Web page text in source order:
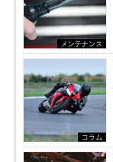
メンテナンス
コラム